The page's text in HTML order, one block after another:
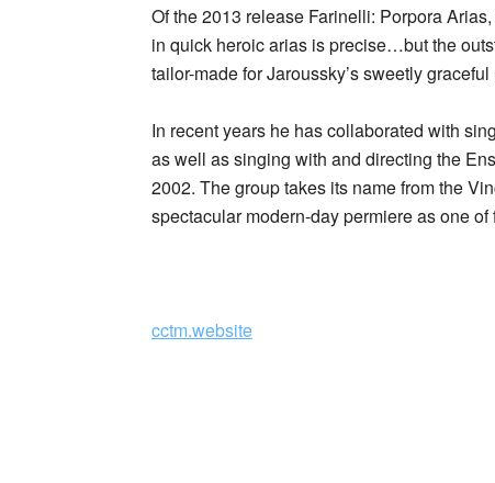
Of the 2013 release Farinelli: Porpora
in quick heroic arias is precise…but the
tailor-made for Jaroussky’s sweetly
In recent years he has collaborated with
as well as singing with and directing the
2002. The group takes its name from the
spectacular modern-day permiere as one
cctm.website